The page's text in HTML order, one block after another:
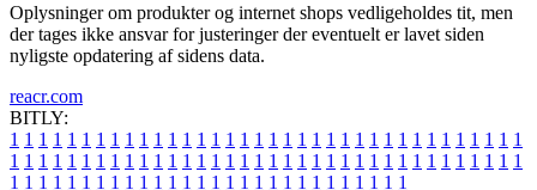
Oplysninger om produkter og internet shops vedligeholdes tit, men
der tages ikke ansvar for justeringer der eventuelt er lavet siden
nyligste opdatering af sidens data.
reacr.com
BITLY:
1 1 1 1 1 1 1 1 1 1 1 1 1 1 1 1 1 1 1 1 1 1 1 1 1 1 1 1 1 1 1 1 1 1 1 1
1 1 1 1 1 1 1 1 1 1 1 1 1 1 1 1 1 1 1 1 1 1 1 1 1 1 1 1 1 1 1 1 1 1 1 1
1 1 1 1 1 1 1 1 1 1 1 1 1 1 1 1 1 1 1 1 1 1 1 1 1 1 1 1